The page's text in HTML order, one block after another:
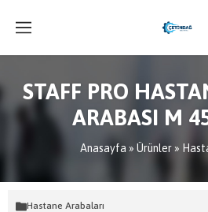
STAFF PRO
ARABASI M
Anasayfa » Ürünler »
Hastane Arabaları